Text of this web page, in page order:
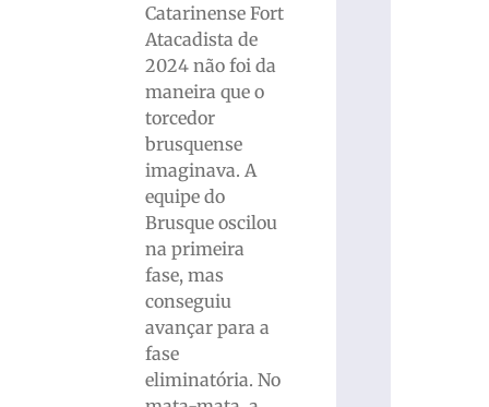
Catarinense Fort
Atacadista de
2024 não foi da
maneira que o
torcedor
brusquense
imaginava. A
equipe do
Brusque oscilou
na primeira
fase, mas
conseguiu
avançar para a
fase
eliminatória. No